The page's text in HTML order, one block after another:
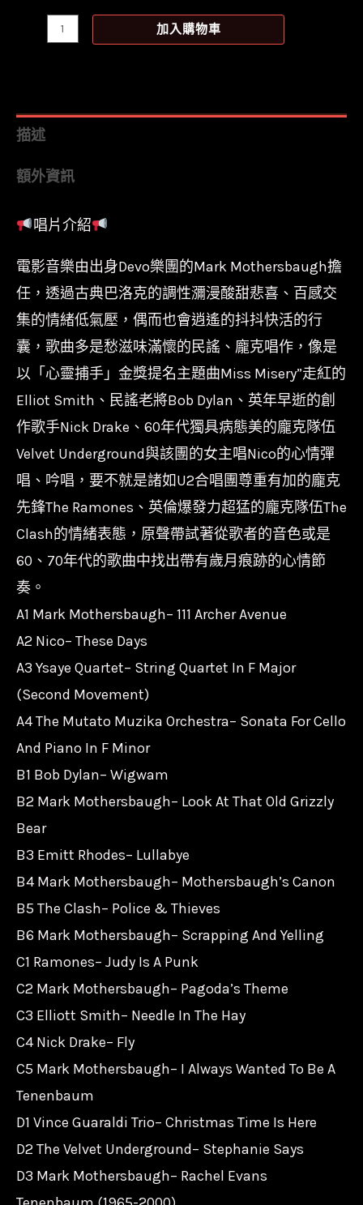
粉
膠
天
一
族
The
Royal
Tenenbaums/
電
影
原
聲
帶/
巴
布
狄
樂
團
數
量
加入購物車
描述
額外資訊
唱片介紹
電影音樂由出身Devo樂團的Mark Mothersbaugh擔
任，透過古典巴洛克的調性瀰漫酸甜悲喜、百感交
集的情緒低氣壓，偶而也會逍遙的抖抖快活的行
囊，歌曲多是愁滋味滿懷的民謠、龐克唱作，像是
以「心靈捕手」金獎提名主題曲Miss Misery”走紅的
Elliot Smith、民謠老將Bob Dylan、英年早逝的創
作歌手Nick Drake、60年代獨具病態美的龐克隊伍
Velvet Underground與該團的女主唱Nico的心情彈
唱、吟唱，要不就是諸如U2合唱團尊重有加的龐克
先鋒The Ramones、英倫爆發力超猛的龐克隊伍The
Clash的情緒表態，原聲帶試著從歌者的音色或是
60、70年代的歌曲中找出帶有歲月痕跡的心情節
奏。
A1 Mark Mothersbaugh– 111 Archer Avenue
A2 Nico– These Days
A3 Ysaye Quartet– String Quartet In F Major
(Second Movement)
A4 The Mutato Muzika Orchestra– Sonata For Cello
And Piano In F Minor
B1 Bob Dylan– Wigwam
B2 Mark Mothersbaugh– Look At That Old Grizzly
Bear
B3 Emitt Rhodes– Lullabye
B4 Mark Mothersbaugh– Mothersbaugh’s Canon
B5 The Clash– Police & Thieves
B6 Mark Mothersbaugh– Scrapping And Yelling
C1 Ramones– Judy Is A Punk
C2 Mark Mothersbaugh– Pagoda’s Theme
C3 Elliott Smith– Needle In The Hay
C4 Nick Drake– Fly
C5 Mark Mothersbaugh– I Always Wanted To Be A
Tenenbaum
D1 Vince Guaraldi Trio– Christmas Time Is Here
D2 The Velvet Underground– Stephanie Says
D3 Mark Mothersbaugh– Rachel Evans